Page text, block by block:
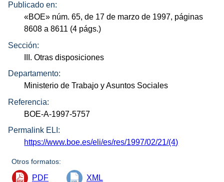
Publicado en:
«BOE» núm. 65, de 17 de marzo de 1997, páginas
8608 a 8611 (4 págs.)
Sección:
III. Otras disposiciones
Departamento:
Ministerio de Trabajo y Asuntos Sociales
Referencia:
BOE-A-1997-5757
Permalink ELI:
https://www.boe.es/eli/es/res/1997/02/21/(4)
Otros formatos:
PDF XML